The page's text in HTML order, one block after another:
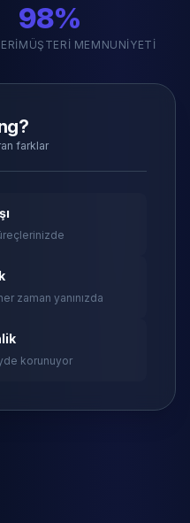
98%
MÜŞTERI MEMNUNIYETI
farklar
zaman yanınızda
korunuyor